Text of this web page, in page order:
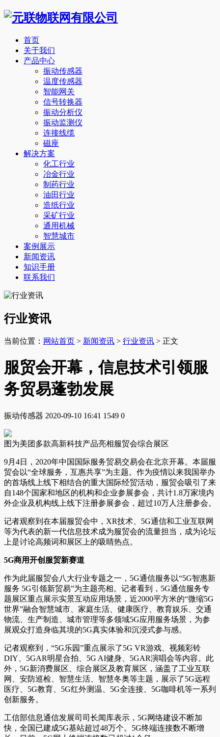
首页
关于我们
产品中心
振动传感器
温度传感器
智能网关
信号转换器
振动分析仪
振动监测仪
连接线缆
磁座
解决方案
化工行业
冶金行业
制药行业
油田行业
造纸行业
采矿行业
通用机械
智慧城市
案例展示
新闻资讯
知识手册
联系我们
行业资讯
当前位置： 网站首页 > 新闻资讯 > 行业资讯 > 正文
服贸会开幕，信息技术引领服
务贸易蓬勃发展
振动传感器 2020-09-10 16:41 1549 0
图为美团多款高新科技产品亮相服贸会综合展区
9月4日，2020年中国国际服务贸易交易会在北京开幕。本届服
贸会以“全球服务，互惠共享”为主题。作为疫情以来我国举办
的首场线上线下相结合的重大国际经贸活动，服贸会吸引了来
自148个国家和地区的机构和企业参展参会，共计1.8万家境内
外企业及机构线上线下注册参展参会，超过10万人注册参会。
记者观察到在本届服贸会中，XR技术、5G通信和工业互联网
等为代表的新一代信息技术成为服贸会的流量担当，成为论坛
上是讨论高频词和展区上的吸睛热点。
5G商用开创服贸新赛道
作为此届服贸会八大行业专题之一，5G通信服务以“5G智惠新
服务 5G引领新贸易”为主题亮相。记者看到，5G通信服务专
题展区重点展示实景互动应用场景，近2000平方米的“微缩5G
世界”融合智慧城市、家庭生活、健康医疗、教育娱乐、交通
物流、生产制造、城市管理等多领域5G应用服务场景，为参
展观众打造身临其境的5G真实体验和沉浸式参与感。
记者观察到，“5G乐园”重点展示了5G VR游戏、视频彩铃
DIY、5GAR明星合拍、5G AI健身、5GAR演唱会等内容。此
外，5G新消费展区、综合展区及教育展区，涵盖了工业互联
网、安防巡检、智慧生活、智慧冬奥等主题，展示了5G远程
医疗、5G教育、5G红外测温、5G全连接、5G咖啡机等一系列
创新服务。
工信部信息通信发展司司长闻库表示，5G网络建设不断加
快，全国已建成5G基站超过48万个。5G终端连接数不断增